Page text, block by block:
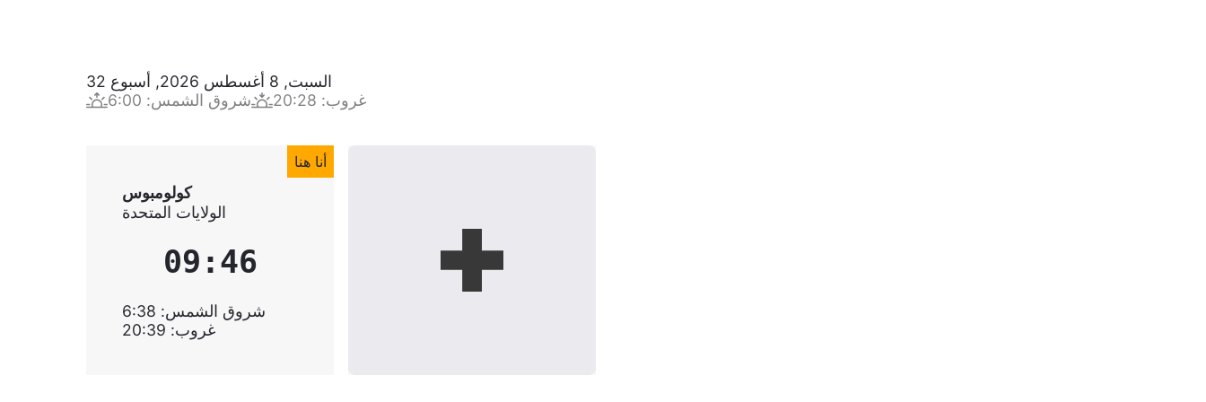
السبت, 8 أغسطس 2026 , أسبوع 32
شروق الشمس:
6:00 غروب:
20:28
أنا هنا
كولومبوس
الولايات المتحدة
09:46
شروق الشمس:
6:38
غروب:
20:39